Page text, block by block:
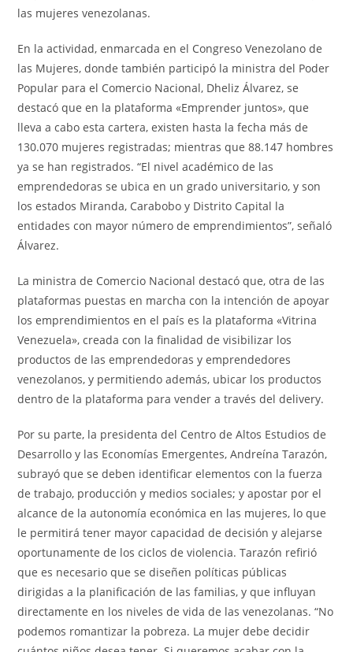
las mujeres venezolanas.
En la actividad, enmarcada en el Congreso Venezolano de
las Mujeres, donde también participó la ministra del Poder
Popular para el Comercio Nacional, Dheliz Álvarez, se
destacó que en la plataforma «Emprender juntos», que
lleva a cabo esta cartera, existen hasta la fecha más de
130.070 mujeres registradas; mientras que 88.147 hombres
ya se han registrados. “El nivel académico de las
emprendedoras se ubica en un grado universitario, y son
los estados Miranda, Carabobo y Distrito Capital la
entidades con mayor número de emprendimientos”, señaló
Álvarez.
La ministra de Comercio Nacional destacó que, otra de las
plataformas puestas en marcha con la intención de apoyar
los emprendimientos en el país es la plataforma «Vitrina
Venezuela», creada con la finalidad de visibilizar los
productos de las emprendedoras y emprendedores
venezolanos, y permitiendo además, ubicar los productos
dentro de la plataforma para vender a través del delivery.
Por su parte, la presidenta del Centro de Altos Estudios de
Desarrollo y las Economías Emergentes, Andreína Tarazón,
subrayó que se deben identificar elementos con la fuerza
de trabajo, producción y medios sociales; y apostar por el
alcance de la autonomía económica en las mujeres, lo que
le permitirá tener mayor capacidad de decisión y alejarse
oportunamente de los ciclos de violencia. Tarazón refirió
que es necesario que se diseñen políticas públicas
dirigidas a la planificación de las familias, y que influyan
directamente en los niveles de vida de las venezolanas. “No
podemos romantizar la pobreza. La mujer debe decidir